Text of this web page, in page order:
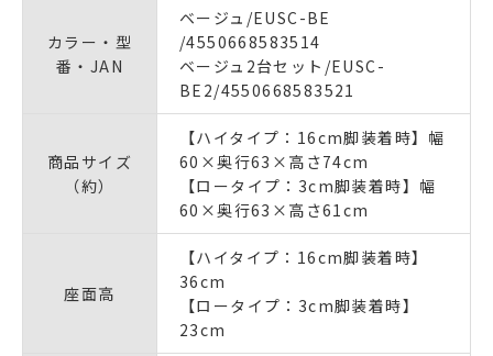
カラー・型
番・JAN
ベージュ/EUSC-BE
/4550668583514
ベージュ2台セット/EUSC-
BE2/4550668583521
商品サイズ
（約）
【ハイタイプ：16cm脚装着時】幅
60×奥行63×高さ74cm
【ロータイプ：3cm脚装着時】幅
60×奥行63×高さ61cm
座面高
【ハイタイプ：16cm脚装着時】
36cm
【ロータイプ：3cm脚装着時】
23cm